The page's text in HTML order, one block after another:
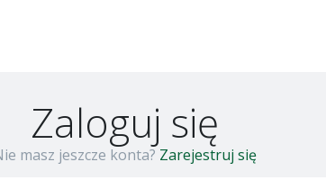
Zaloguj się
masz jeszcze konta? Zarejestruj się